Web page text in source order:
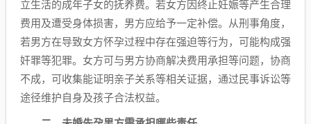
立生活的成年子女的抚养费。若女方因终止妊娠等产生合理
费用及遭受身体损害，男方应给予一定补偿。从刑事角度，
若男方在导致女方怀孕过程中存在强迫等行为，可能构成强
奸罪等犯罪。女方可与男方协商解决费用承担等问题，协商
不成，可收集能证明亲子关系等相关证据，通过民事诉讼等
途径维护自身及孩子合法权益。